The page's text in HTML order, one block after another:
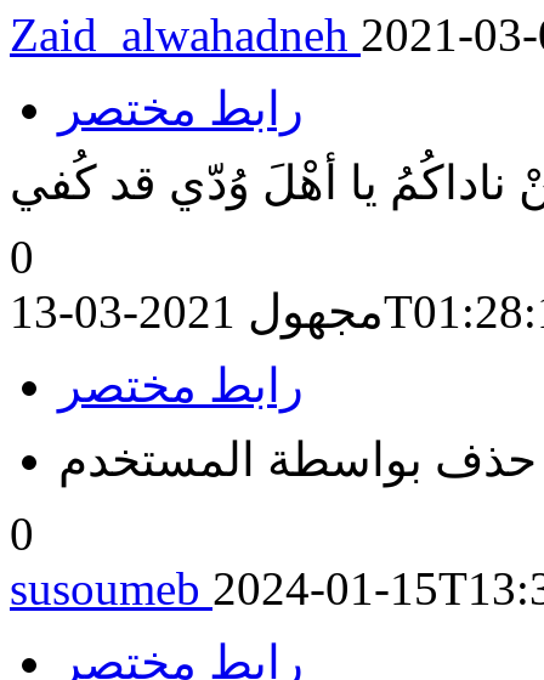
Zaid_alwahadneh 2021-
رابط مختصر
ناداكُمُ يا أهْلَ وُدّي قد كُفي
0
مجهول2021-03-
رابط مختصر
حذف بواسطة المستخدم
0
susoumeb 2024-01-
رابط مختصر